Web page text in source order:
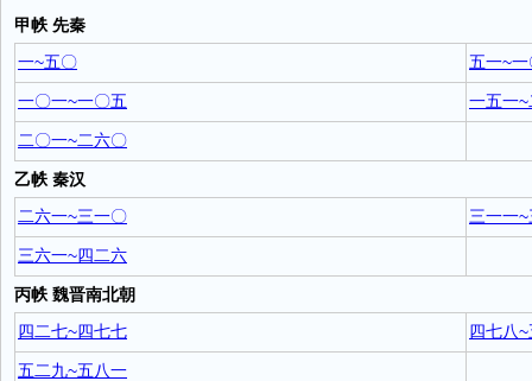
甲帙 先秦
一~五〇
五一~一
一〇一~一〇五 一五一
二〇一~二六〇
乙帙 秦汉
二六一~三一〇
三一一
三六一~四二六
丙帙 魏晋南北朝
四二七~四七七
四七八
五二九~五八一